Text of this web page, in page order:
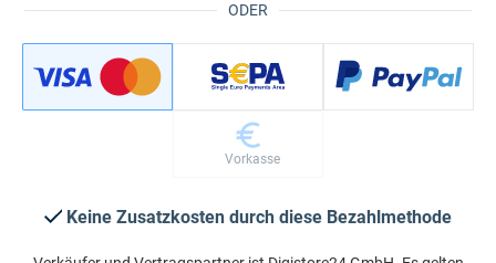
ODER
Vorkasse
Keine Zusatzkosten durch diese Bezahlmethode